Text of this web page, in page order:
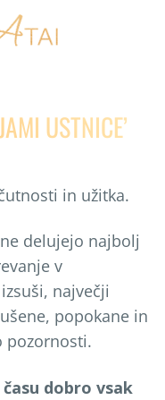
USTNICE’
in užitka.
delujejo najbolj
v
največji
popokane in
pozornosti.
dobro vsak